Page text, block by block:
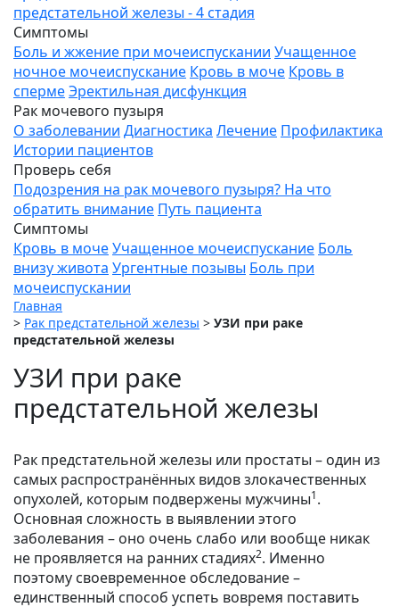
предстательной железы - 4 стадия
Симптомы
Боль и жжение при мочеиспускании Учащенное
ночное мочеиспускание Кровь в моче Кровь в
спермеЭректильная дисфункция
Рак мочевого пузыря
О заболевании Диагностика Лечение Профилактика
Истории пациентов
Проверь себя
Подозрения на рак мочевого пузыря? На что
обратить внимание Путь пациента
Симптомы
Кровь в мочеУчащенное мочеиспускание Боль
внизу живота Ургентные позывы Боль при
мочеиспускании
Главная
> Рак предстательной железы > УЗИ при раке
предстательной железы
УЗИ при раке
предстательной железы
Рак предстательной железы или простаты – один из
самых распространённых видов злокачественных
опухолей, которым подвержены мужчины1.
Основная сложность в выявлении этого
заболевания – оно очень слабо или вообще никак
не проявляется на ранних стадиях2. Именно
поэтому своевременное обследование –
единственный способ успеть вовремя поставить